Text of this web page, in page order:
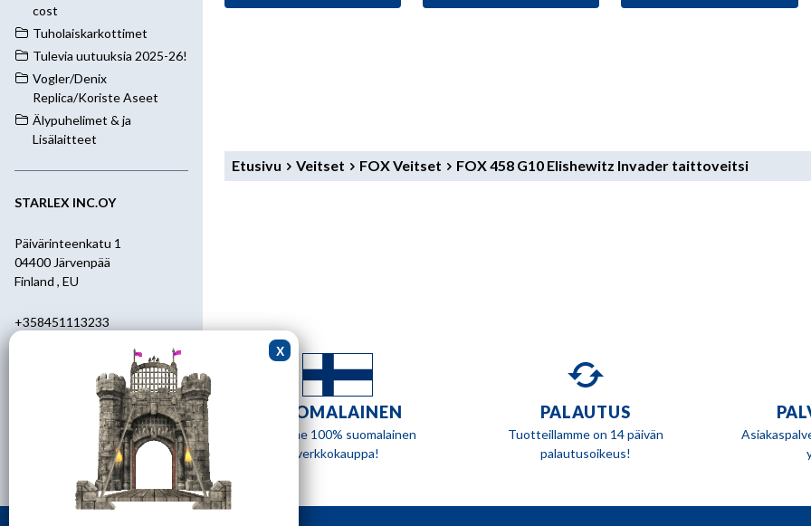
cost
Tuholaiskarkottimet
Tulevia uutuuksia 2025-26!
Vogler/Denix
Replica/Koriste Aseet
Älypuhelimet & ja
Lisälaitteet
STARLEX INC.OY
Päivärinteenkatu 1
04400 Järvenpää
Finland , EU
+358451113233
starlex@kolumbus.fi
Asiakaspalvelu
ark.klo 08.30-17.00
Etusivu Veitset FOX Veitset FOX 458 G10 Elishewitz Invader taittoveitsi
SUOMALAINEN
Olemme 100% suomalainen
verkkokauppa!
PALAUTUS
Tuotteillamme on 14 päivän
palautusoikeus!